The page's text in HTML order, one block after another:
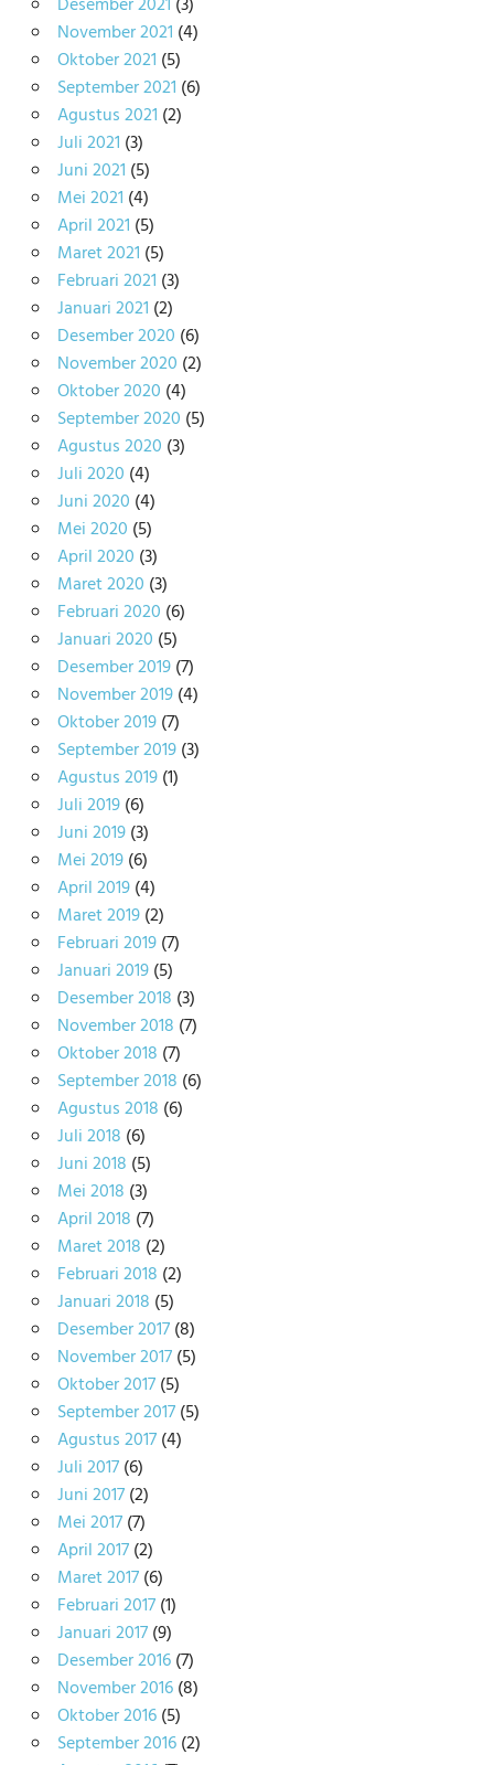
November 2021 (4)
Oktober 2021 (5)
September 2021 (6)
Agustus 2021 (2)
Juli 2021 (3)
Juni 2021 (5)
Mei 2021 (4)
April 2021 (5)
Maret 2021 (5)
Februari 2021 (3)
Januari 2021 (2)
Desember 2020 (6)
November 2020 (2)
Oktober 2020 (4)
September 2020 (5)
Agustus 2020 (3)
Juli 2020 (4)
Juni 2020 (4)
Mei 2020 (5)
April 2020 (3)
Maret 2020 (3)
Februari 2020 (6)
Januari 2020 (5)
Desember 2019(7)
November 2019(4)
Oktober 2019(7)
September 2019(3)
Agustus 2019(1)
Juli 2019(6)
Juni 2019(3)
Mei 2019(6)
April 2019(4)
Maret 2019(2)
Februari 2019(7)
Januari 2019(5)
Desember 2018 (3)
November 2018 (7)
Oktober 2018 (7)
September 2018 (6)
Agustus 2018 (6)
Juli 2018 (6)
Juni 2018 (5)
Mei 2018 (3)
April 2018 (7)
Maret 2018 (2)
Februari 2018 (2)
Januari 2018 (5)
Desember 2017(8)
November 2017(5)
Oktober 2017(5)
September 2017(5)
Agustus 2017(4)
Juli 2017(6)
Juni 2017(2)
Mei 2017(7)
April 2017(2)
Maret 2017(6)
Februari 2017(1)
Januari 2017(9)
Desember 2016(7)
November 2016(8)
Oktober 2016(5)
September 2016(2)